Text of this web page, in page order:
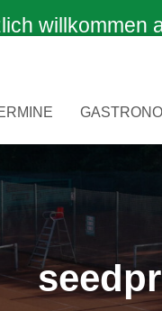
willkommen